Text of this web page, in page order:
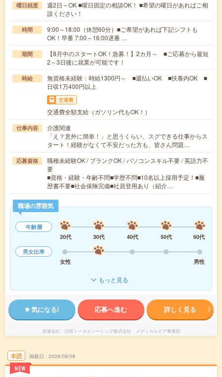
曜日頻度
週2日～OK ■曜日固定の相談OK！ ■希望の曜日があればご相
談ください！
時間
9:00～18:00（休憩60分）■ご希望があれば下記シフトも
OK！早番 7:00～16:00遅番 …
期間
【8月中のスタートOK！急募！】2カ月～ ■ご応募から最短
2～3日後に就業が可能です！
時給
無資格未経験：時給1300円～ ■週払いOK ■扶養内OK ■
日収1万400円以上
交通費
交通費全額支給（ガソリン代もOK！）
仕事内容
介護関連
「え？意外に簡単！」と思うくらい、スグできる仕事からス
タート！経験がなくて不安だった方も、皆さん問題…
応募資格
職種未経験OK / ブランクOK / パソコンスキル不要 / 英語力不
要
■資格・経験・年齢不問■学歴不問■10名以上採用予定！■履
歴書不要■社会保険完備■社員登用あり（紹介…
職場の雰囲気
年齢層
20代
30代 40代 50代
60代
男女比率
女性
男性
もっと見る
気になる! 応募へ進む 詳しく見る
派遣会社 日研トータルソーシング株式会社 メディカルケア事業部
未読
NEW
掲載日 2026/08/08